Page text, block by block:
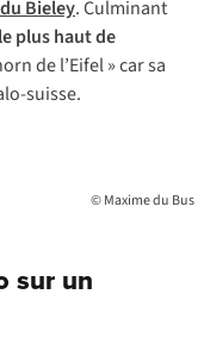
Bieley. Culminant
plus haut de
de l’Eifel » car sa
suisse.
© Maxime du Bus
sur un